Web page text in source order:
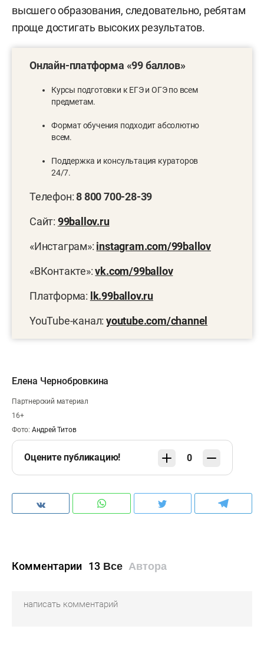
высшего образования, следовательно, ребятам
проще достигать высоких результатов.
Онлайн-платформа «99 баллов»
Курсы подготовки к ЕГЭ и ОГЭ по всем
предметам.
Формат обучения подходит абсолютно
всем.
Поддержка и консультация кураторов
24/7.
Телефон:8 800 700-28-39
Сайт: 99ballov.ru
«Инстаграм»: instagram.com/99ballov
«ВКонтакте»:vk.com/99ballov
Платформа: lk.99ballov.ru
YouTube-канал: youtube.com/channel
Елена Чернобровкина
Партнерский материал
16+
Фото: Андрей Титов
Оцените публикацию! 0
Комментарии 13 Все Автора